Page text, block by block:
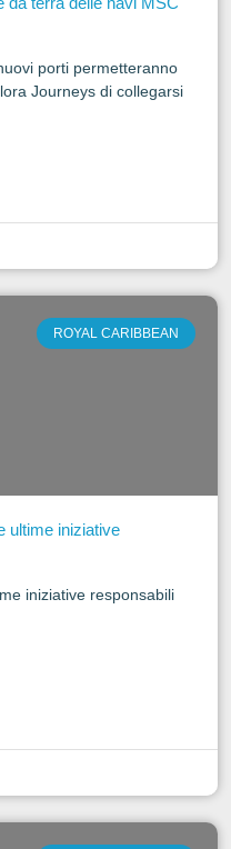
porti permetteranno
Journeys di collegarsi
ROYAL CARIBBEAN
ultime iniziative
iniziative responsabili